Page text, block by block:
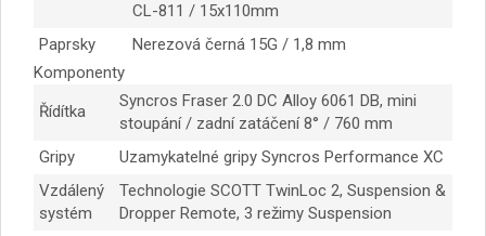
CL-811 / 15x110mm
Paprsky
Nerezová černá 15G / 1,8 mm
Komponenty
Řídítka
Syncros Fraser 2.0 DC Alloy 6061 DB, mini
stoupání / zadní zatáčení 8° / 760 mm
Gripy
Uzamykatelné gripy Syncros Performance XC
Vzdálený
systém
Technologie SCOTT TwinLoc 2, Suspension &
Dropper Remote, 3 režimy Suspension